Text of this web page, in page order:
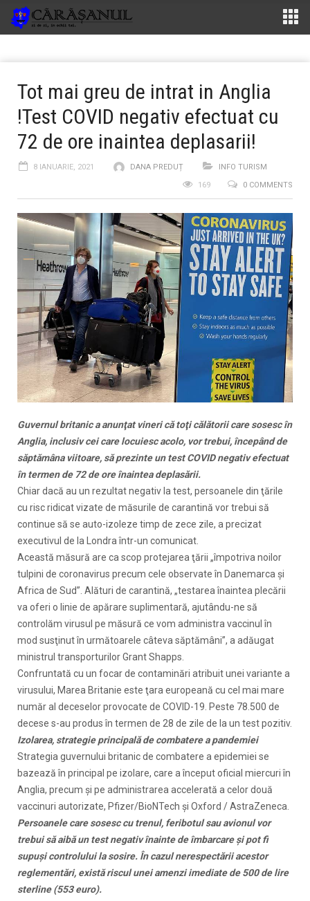
Tot mai greu de intrat in Anglia
!Test COVID negativ efectuat cu
72 de ore inaintea deplasarii!
8 IANUARIE, 2021 DANA PREDUȚ
INFO TURISM
0 COMMENTS
169
Guvernul britanic a anunţat vineri că toţi călătorii care sosesc în
Anglia, inclusiv cei care locuiesc acolo, vor trebui, începând de
săptămâna viitoare, să prezinte un test COVID negativ efectuat
în termen de 72 de ore înaintea deplasării.
Chiar dacă au un rezultat negativ la test, persoanele din ţările
cu risc ridicat vizate de măsurile de carantină vor trebui să
continue să se auto-izoleze timp de zece zile, a precizat
executivul de la Londra într-un comunicat.
Această măsură are ca scop protejarea ţării „împotriva noilor
tulpini de coronavirus precum cele observate în Danemarca şi
Africa de Sud”. Alături de carantină, „testarea înaintea plecării
va oferi o linie de apărare suplimentară, ajutându-ne să
controlăm virusul pe măsură ce vom administra vaccinul în
mod susţinut în următoarele câteva săptămâni”, a adăugat
ministrul transporturilor Grant Shapps.
Confruntată cu un focar de contaminări atribuit unei variante a
virusului, Marea Britanie este ţara europeană cu cel mai mare
număr al deceselor provocate de COVID-19. Peste 78.500 de
decese s-au produs în termen de 28 de zile de la un test pozitiv.
Izolarea, strategie principală de combatere a pandemiei
Strategia guvernului britanic de combatere a epidemiei se
bazează în principal pe izolare, care a început oficial miercuri în
Anglia, precum şi pe administrarea accelerată a celor două
vaccinuri autorizate, Pfizer/BioNTech şi Oxford / AstraZeneca.
Persoanele care sosesc cu trenul, feribotul sau avionul vor
trebui să aibă un test negativ înainte de îmbarcare şi pot fi
supuşi controlului la sosire. În cazul nerespectării acestor
reglementări, există riscul unei amenzi imediate de 500 de lire
sterline (553 euro).